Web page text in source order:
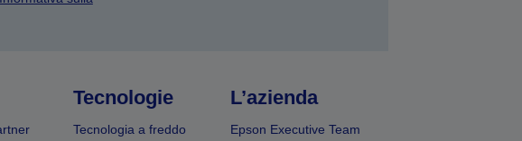
Tecnologie
Tecnologia a freddo
L’azienda
Epson Executive Team